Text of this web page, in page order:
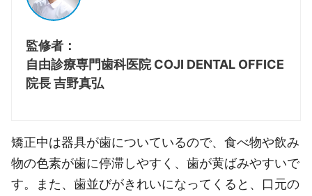
監修者：
自由診療専門歯科医院 COJI DENTAL OFFICE
院長 吉野真弘
矯正中は器具が歯についているので、食べ物や飲み
物の色素が歯に停滞しやすく、歯が黄ばみやすいで
す。また、歯並びがきれいになってくると、口元の